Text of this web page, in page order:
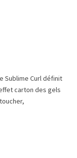
Sublime Curl définit
carton des gels